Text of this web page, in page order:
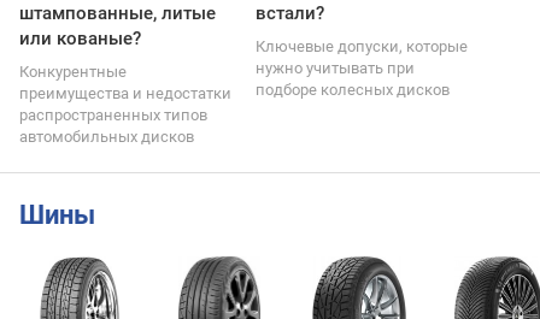
штампованные, литые
или кованые?
Конкурентные
преимущества и недостатки
распространенных типов
автомобильных дисков
встали?
Ключевые допуски, которые
нужно учитывать при
подборе колесных дисков
Шины